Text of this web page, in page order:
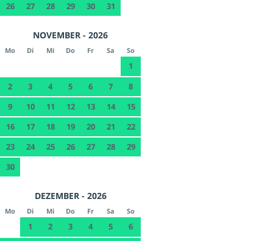
26
27 28 29 30 31
NOVEMBER - 2026
Mo Di Mi Do Fr Sa So
1
2
3 4 5 6 7
8
9
10 11 12 13 14
15
16
17 18 19 20 21
22
23
24 25 26 27 28
29
30
DEZEMBER - 2026
Mo Di Mi Do Fr Sa So
1 2 3 4 5
6